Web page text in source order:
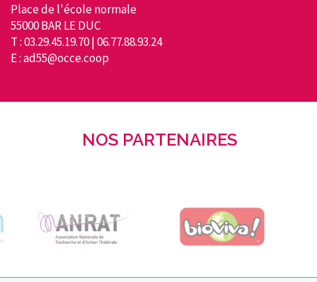
Place de l'école normale
55000 BAR LE DUC
T : 03.29.45.19.70 | 06.77.88.93.24
E : ad55@occe.coop
NOS PARTENAIRES